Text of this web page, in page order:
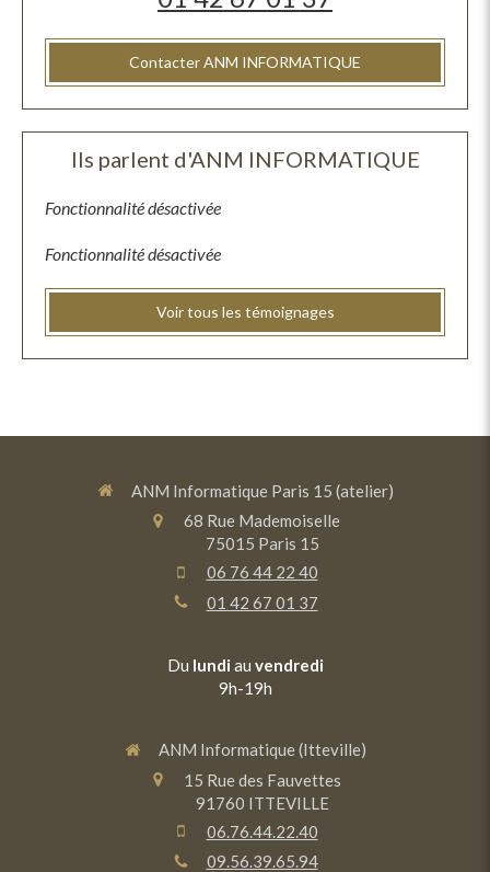
Contacter ANM INFORMATIQUE
Ils parlent d'ANM INFORMATIQUE
Fonctionnalité désactivée
Fonctionnalité désactivée
Voir tous les témoignages
ANM Informatique Paris 15 (atelier)
68 Rue Mademoiselle
75015 Paris 15
06 76 44 22 40
01 42 67 01 37
Du lundi au vendredi
9h-19h
ANM Informatique (Itteville)
15 Rue des Fauvettes
91760 ITTEVILLE
06.76.44.22.40
09.56.39.65.94